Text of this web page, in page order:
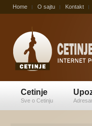
Home O sajtu Kontakt
Cetinje
Sve o Cetinju